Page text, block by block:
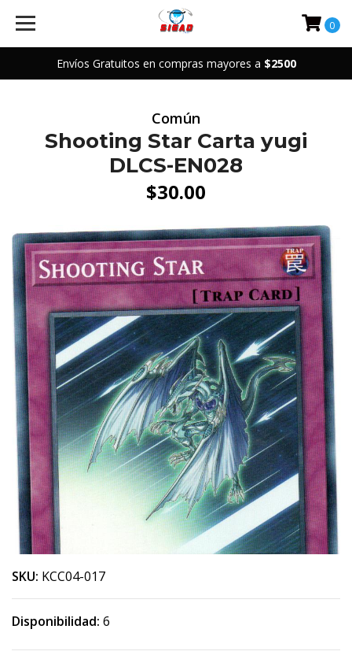
Envíos Gratuitos en compras mayores a $2500
0
Común
Shooting Star Carta yugi
DLCS-EN028
$30.00
SKU: KCC04-017
Disponibilidad: 6